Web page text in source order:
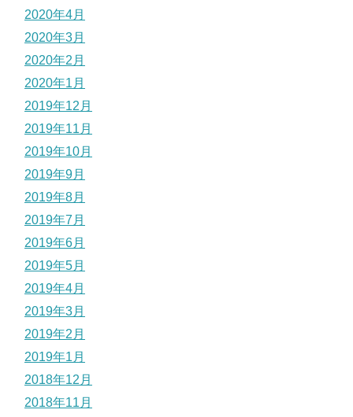
2020年4月
2020年3月
2020年2月
2020年1月
2019年12月
2019年11月
2019年10月
2019年9月
2019年8月
2019年7月
2019年6月
2019年5月
2019年4月
2019年3月
2019年2月
2019年1月
2018年12月
2018年11月